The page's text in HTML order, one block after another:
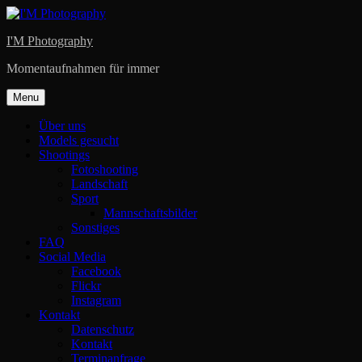
Skip
content
I'M Photography
Momentaufnahmen für immer
Menu
Über uns
Models gesucht
Shootings
Fotoshooting
Landschaft
Sport
Mannschaftsbilder
Sonstiges
FAQ
Social Media
Facebook
Flickr
Instagram
Kontakt
Datenschutz
Kontakt
Terminanfrage